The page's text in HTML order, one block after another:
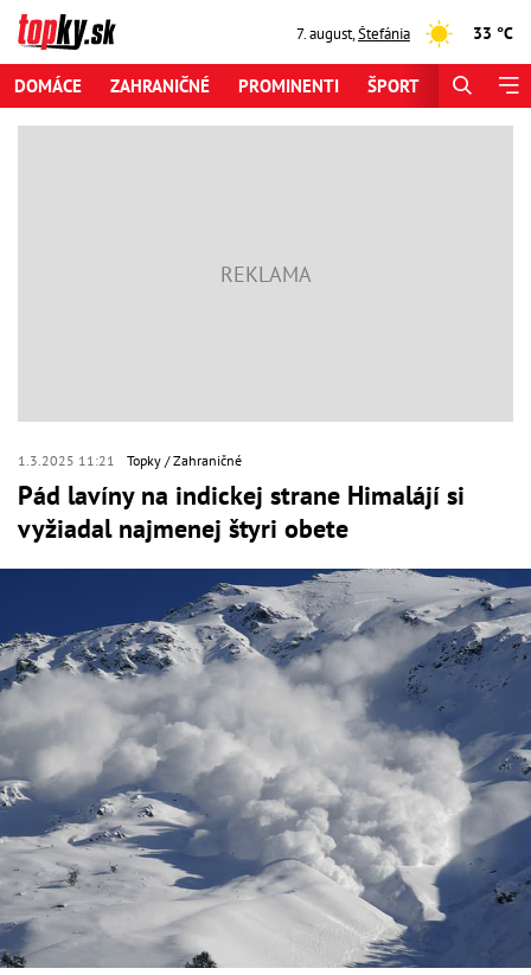
7. august,Štefánia 33 °C
DOMÁCE ZAHRANIČNÉ PROMINENTI ŠPORT
1.3.2025 11:21 Topky Zahraničné
Pád lavíny na indickej strane Himalájí si
vyžiadal najmenej štyri obete